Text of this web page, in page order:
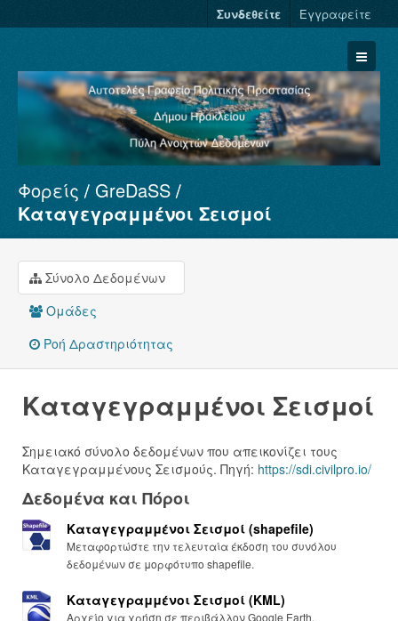
Συνδεθείτε Εγγραφείτε
Σύνολα Δεδομένων
Φορείς
Σχετικά
Φορείς
GreDaSS
Καταγεγραμμένοι Σεισμοί
Σύνολο Δεδομένων
Ομάδες
Ροή Δραστηριότητας
Καταγεγραμμένοι Σεισμοί
Σημειακό σύνολο δεδομένων που απεικονίζει τους
Καταγεγραμμένους Σεισμούς. Πηγή: https://sdi.civilpro.io/
Δεδομένα και Πόροι
Καταγεγραμμένοι Σεισμοί (shapefile)
Μεταφορτώστε την τελευταία έκδοση του συνόλου
δεδομένων σε μορφότυπο shapefile.
Καταγεγραμμένοι Σεισμοί (KML)
Αρχείο για χρήση σε περιβάλλον Google Earth.